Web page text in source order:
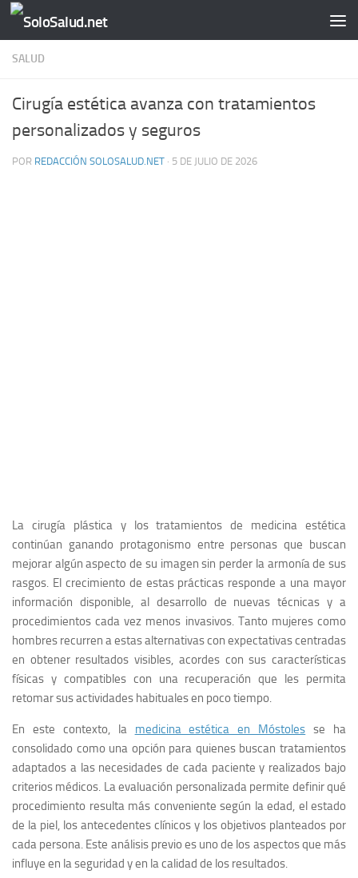
Saltar al contenido
SALUD
Cirugía estética avanza con tratamientos
personalizados y seguros
POR REDACCIÓN SOLOSALUD.NET · 5 DE JULIO DE 2026
La cirugía plástica y los tratamientos de medicina estética
continúan ganando protagonismo entre personas que buscan
mejorar algún aspecto de su imagen sin perder la armonía de sus
rasgos. El crecimiento de estas prácticas responde a una mayor
información disponible, al desarrollo de nuevas técnicas y a
procedimientos cada vez menos invasivos. Tanto mujeres como
hombres recurren a estas alternativas con expectativas centradas
en obtener resultados visibles, acordes con sus características
físicas y compatibles con una recuperación que les permita
retomar sus actividades habituales en poco tiempo.
En este contexto, la medicina estética en Móstoles se ha
consolidado como una opción para quienes buscan tratamientos
adaptados a las necesidades de cada paciente y realizados bajo
criterios médicos. La evaluación personalizada permite definir qué
procedimiento resulta más conveniente según la edad, el estado
de la piel, los antecedentes clínicos y los objetivos planteados por
cada persona. Este análisis previo es uno de los aspectos que más
influye en la seguridad y en la calidad de los resultados.